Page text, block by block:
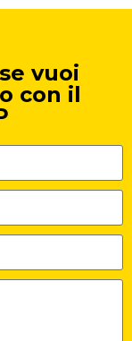
vuoi
con il